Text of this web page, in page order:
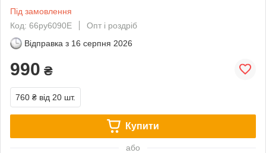
Під замовлення
Код: 66py6090Е
Опт і роздріб
Відправка з 16 серпня 2026
990 ₴
760 ₴ від 20 шт.
Купити
або